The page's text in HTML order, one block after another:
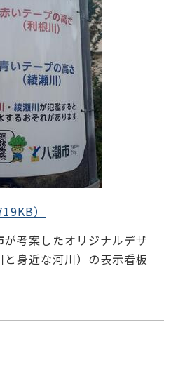
）
考案したオリジナルデザ
身近な河川）の表示看板